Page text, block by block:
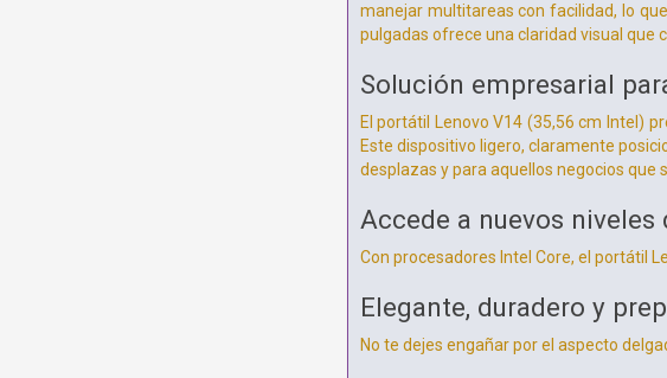
manejar multitareas con facilidad, lo
pulgadas ofrece una claridad visual que
Solución empresarial
El portátil Lenovo V14 (35,56 cm Intel)
Este dispositivo ligero, claramente
desplazas y para aquellos negocios que
Accede a nuevos
Con procesadores Intel Core, el portátil
Elegante, duradero y
No te dejes engañar por el aspecto